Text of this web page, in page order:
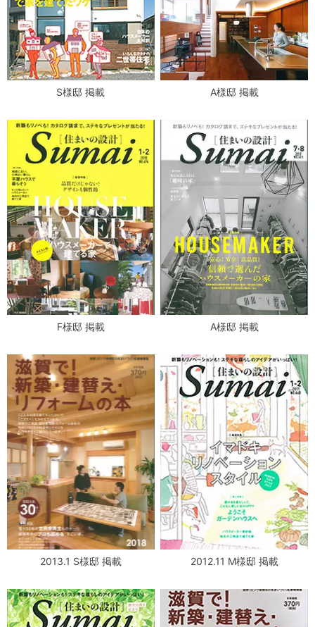
S様邸 掲載 A様邸 掲載
F様邸 掲載 A様邸 掲載
2013.1 S様邸 掲載 2012.11 M様邸 掲載